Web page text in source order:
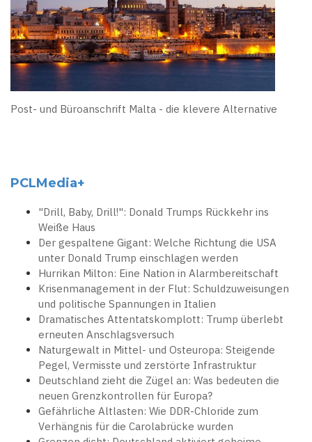
Post- und Büroanschrift Malta - die klevere Alternative
PCLMedia+
"Drill, Baby, Drill!": Donald Trumps Rückkehr ins
Weiße Haus
Der gespaltene Gigant: Welche Richtung die USA
unter Donald Trump einschlagen werden
Hurrikan Milton: Eine Nation in Alarmbereitschaft
Krisenmanagement in der Flut: Schuldzuweisungen
und politische Spannungen in Italien
Dramatisches Attentatskomplott: Trump überlebt
erneuten Anschlagsversuch
Naturgewalt in Mittel- und Osteuropa: Steigende
Pegel, Vermisste und zerstörte Infrastruktur
Deutschland zieht die Zügel an: Was bedeuten die
neuen Grenzkontrollen für Europa?
Gefährliche Altlasten: Wie DDR-Chloride zum
Verhängnis für die Carolabrücke wurden